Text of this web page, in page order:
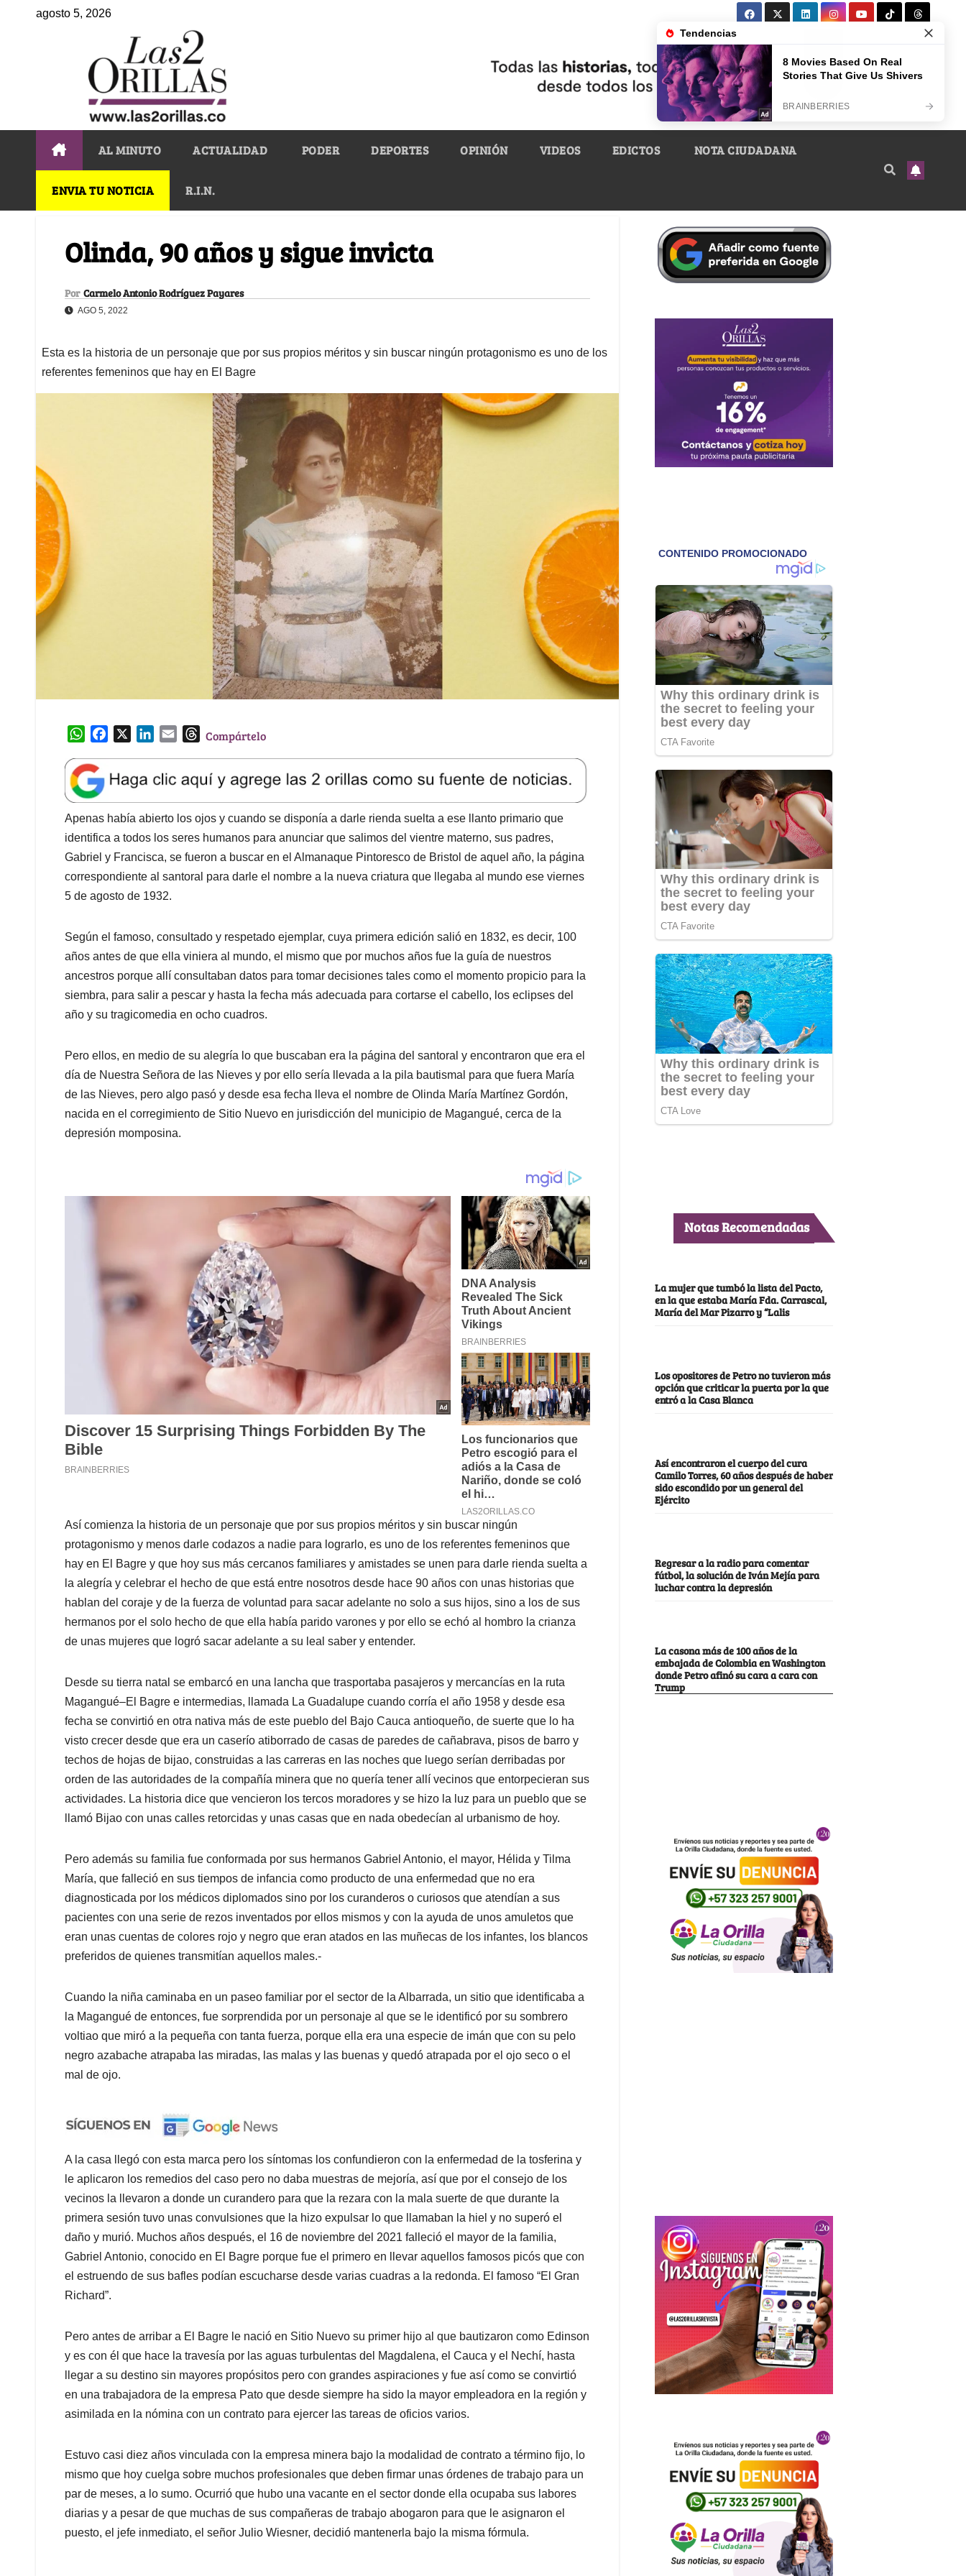
agosto 5, 2026
AL MINUTO ACTUALIDAD PODER DEPORTES OPINIÓN VIDEOS EDICTOS NOTA CIUDADANA
ENVIA TU NOTICIA R.I.N.
Olinda, 90 años y sigue invicta
Por Carmelo Antonio Rodríguez Payares
AGO 5, 2022
Esta es la historia de un personaje que por sus propios méritos y sin buscar ningún protagonismo es uno de los
referentes femeninos que hay en El Bagre
W
a
t
s
A
p
p
e
b
o
o
k
k
e
d
I
n
l
T
e
a
d
s
Compártelo
Apenas había abierto los ojos y cuando se disponía a darle rienda suelta a ese llanto primario que
identifica a todos los seres humanos para anunciar que salimos del vientre materno, sus padres,
Gabriel y Francisca, se fueron a buscar en el Almanaque Pintoresco de Bristol de aquel año, la página
correspondiente al santoral para darle el nombre a la nueva criatura que llegaba al mundo ese viernes
5 de agosto de 1932.
Según el famoso, consultado y respetado ejemplar, cuya primera edición salió en 1832, es decir, 100
años antes de que ella viniera al mundo, el mismo que por muchos años fue la guía de nuestros
ancestros porque allí consultaban datos para tomar decisiones tales como el momento propicio para la
siembra, para salir a pescar y hasta la fecha más adecuada para cortarse el cabello, los eclipses del
año y su tragicomedia en ocho cuadros.
Pero ellos, en medio de su alegría lo que buscaban era la página del santoral y encontraron que era el
día de Nuestra Señora de las Nieves y por ello sería llevada a la pila bautismal para que fuera María
de las Nieves, pero algo pasó y desde esa fecha lleva el nombre de Olinda María Martínez Gordón,
nacida en el corregimiento de Sitio Nuevo en jurisdicción del municipio de Magangué, cerca de la
depresión momposina.
Así comienza la historia de un personaje que por sus propios méritos y sin buscar ningún
protagonismo y menos darle codazos a nadie para lograrlo, es uno de los referentes femeninos que
hay en El Bagre y que hoy sus más cercanos familiares y amistades se unen para darle rienda suelta a
la alegría y celebrar el hecho de que está entre nosotros desde hace 90 años con unas historias que
hablan del coraje y de la fuerza de voluntad para sacar adelante no solo a sus hijos, sino a los de sus
hermanos por el solo hecho de que ella había parido varones y por ello se echó al hombro la crianza
de unas mujeres que logró sacar adelante a su leal saber y entender.
Desde su tierra natal se embarcó en una lancha que trasportaba pasajeros y mercancías en la ruta
Magangué–El Bagre e intermedias, llamada La Guadalupe cuando corría el año 1958 y desde esa
fecha se convirtió en otra nativa más de este pueblo del Bajo Cauca antioqueño, de suerte que lo ha
visto crecer desde que era un caserío atiborrado de casas de paredes de cañabrava, pisos de barro y
techos de hojas de bijao, construidas a las carreras en las noches que luego serían derribadas por
orden de las autoridades de la compañía minera que no quería tener allí vecinos que entorpecieran sus
actividades. La historia dice que vencieron los tercos moradores y se hizo la luz para un pueblo que se
llamó Bijao con unas calles retorcidas y unas casas que en nada obedecían al urbanismo de hoy.
Pero además su familia fue conformada por sus hermanos Gabriel Antonio, el mayor, Hélida y Tilma
María, que falleció en sus tiempos de infancia como producto de una enfermedad que no era
diagnosticada por los médicos diplomados sino por los curanderos o curiosos que atendían a sus
pacientes con una serie de rezos inventados por ellos mismos y con la ayuda de unos amuletos que
eran unas cuentas de colores rojo y negro que eran atados en las muñecas de los infantes, los blancos
preferidos de quienes transmitían aquellos males.-
Cuando la niña caminaba en un paseo familiar por el sector de la Albarrada, un sitio que identificaba a
la Magangué de entonces, fue sorprendida por un personaje al que se le identificó por su sombrero
voltiao que miró a la pequeña con tanta fuerza, porque ella era una especie de imán que con su pelo
negro azabache atrapaba las miradas, las malas y las buenas y quedó atrapada por el ojo seco o el
mal de ojo.
A la casa llegó con esta marca pero los síntomas los confundieron con la enfermedad de la tosferina y
le aplicaron los remedios del caso pero no daba muestras de mejoría, así que por el consejo de los
vecinos la llevaron a donde un curandero para que la rezara con la mala suerte de que durante la
primera sesión tuvo unas convulsiones que la hizo expulsar lo que llamaban la hiel y no superó el
daño y murió. Muchos años después, el 16 de noviembre del 2021 falleció el mayor de la familia,
Gabriel Antonio, conocido en El Bagre porque fue el primero en llevar aquellos famosos picós que con
el estruendo de sus bafles podían escucharse desde varias cuadras a la redonda. El famoso “El Gran
Richard”.
Pero antes de arribar a El Bagre le nació en Sitio Nuevo su primer hijo al que bautizaron como Edinson
y es con él que hace la travesía por las aguas turbulentas del Magdalena, el Cauca y el Nechí, hasta
llegar a su destino sin mayores propósitos pero con grandes aspiraciones y fue así como se convirtió
en una trabajadora de la empresa Pato que desde siempre ha sido la mayor empleadora en la región y
asimilada en la nómina con un contrato para ejercer las tareas de oficios varios.
Estuvo casi diez años vinculada con la empresa minera bajo la modalidad de contrato a término fijo, lo
mismo que hoy cuelga sobre muchos profesionales que deben firmar unas órdenes de trabajo para un
par de meses, a lo sumo. Ocurrió que hubo una vacante en el sector donde ella ocupaba sus labores
diarias y a pesar de que muchas de sus compañeras de trabajo abogaron para que le asignaron el
puesto, el jefe inmediato, el señor Julio Wiesner, decidió mantenerla bajo la misma fórmula.
Notas Recomendadas
La mujer que tumbó la lista del Pacto,
en la que estaba María Fda. Carrascal,
María del Mar Pizarro y “Lalis
Los opositores de Petro no tuvieron más
opción que criticar la puerta por la que
entró a la Casa Blanca
Así encontraron el cuerpo del cura
Camilo Torres, 60 años después de haber
sido escondido por un general del
Ejército
Regresar a la radio para comentar
fútbol, la solución de Iván Mejía para
luchar contra la depresión
La casona más de 100 años de la
embajada de Colombia en Washington
donde Petro afinó su cara a cara con
Trump